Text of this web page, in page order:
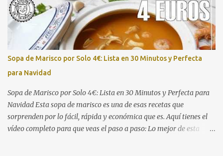
una carne bien dorada, un sofrito pausado y una cocción lenta en
salsa da como resultado un plato que pide cuchara y repetir.
Ingredientes (4-6 raciones) 800 g - 1 kg de carne de ternera para
guiso (morcillo, aguja o osobuco troceado) 4-5 patatas medianas,
peladas y cortadas en trozos 1 cebolla grande, picada 2
zanahorias, en rodajas 2 dientes de ajo, p...
Sopa de Marisco por Solo 4€: Lista en 30 Minutos y Perfecta
para Navidad
Sopa de Marisco por Solo 4€: Lista en 30 Minutos y Perfecta para
Navidad Esta sopa de marisco es una de esas recetas que
sorprenden por lo fácil, rápida y económica que es. Aquí tienes el
vídeo completo para que veas el paso a paso: Lo mejor de esta